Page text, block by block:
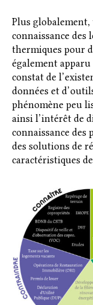
Plus
connaissance des
thermiques pour
également apparu
constat de
données et
phénomène peu
ainsi l’intérêt de
connaissance des
des solutions de
caractéristiques